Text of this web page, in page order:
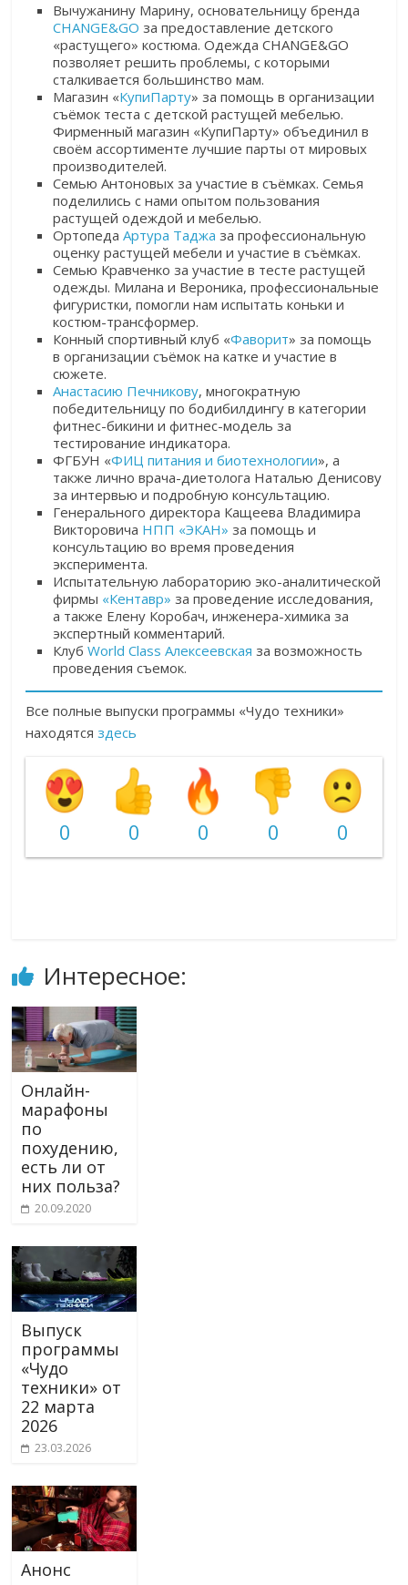
Вычужанину Марину, основательницу бренда
CHANGE&GO за предоставление детского
«растущего» костюма. ОдеждаCHANGE&GO
позволяет решить проблемы, с которыми
сталкивается большинство мам.
Магазин «КупиПарту» за помощь в организации
съёмок теста с детской растущей мебелью.
Фирменный магазин «КупиПарту» объединил в
своём ассортименте лучшие парты от мировых
производителей.
Семью Антоновых за участие в съёмках. Семья
поделились c нами опытом пользования
растущей одеждой и мебелью.
ОртопедаАртура Таджа за профессиональную
оценку растущей мебели и участие в съёмках.
Семью Кравченко за участие в тесте растущей
одежды. Милана и Вероника, профессиональные
фигуристки, помогли нам испытать коньки и
костюм-трансформер.
Конный спортивный клуб «Фаворит» за помощь
в организации съёмок на катке и участие в
сюжете.
Анастасию Печникову, многократную
победительницу по бодибилдингу в категории
фитнес-бикини и фитнес-модель за
тестирование индикатора.
ФГБУН «ФИЦ питания и биотехнологии», а
также лично врача-диетолога Наталью Денисову
за интервью и подробную консультацию.
Генерального директора Кащеева Владимира
Викторовича НПП «ЭКАН» за помощь и
консультацию во время проведения
эксперимента.
Испытательную лабораторию эко-аналитической
фирмы «Кентавр» за проведение исследования,
а также Елену Коробач, инженера-химика за
экспертный комментарий.
КлубWorld Class Алексеевская за возможность
проведения съемок.
Все полные выпуски программы «Чудо техники»
находятсяздесь
0 0 0 0 0
Интересное:
Онлайн-
марафоны
по
похудению,
есть ли от
них польза?
20.09.2020
Выпуск
программы
«Чудо
техники» от
22 марта
2026
23.03.2026
Анонс